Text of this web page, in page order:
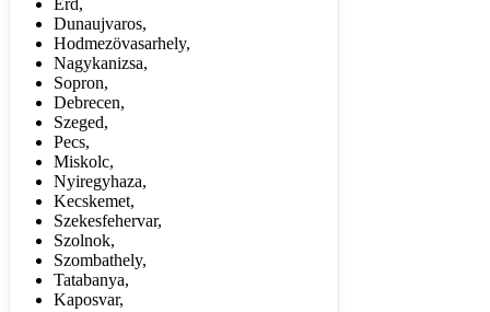
Erd,
Dunaujvaros,
Hodmezövasarhely,
Nagykanizsa,
Sopron,
Debrecen,
Szeged,
Pecs,
Miskolc,
Nyiregyhaza,
Kecskemet,
Szekesfehervar,
Szolnok,
Szombathely,
Tatabanya,
Kaposvar,